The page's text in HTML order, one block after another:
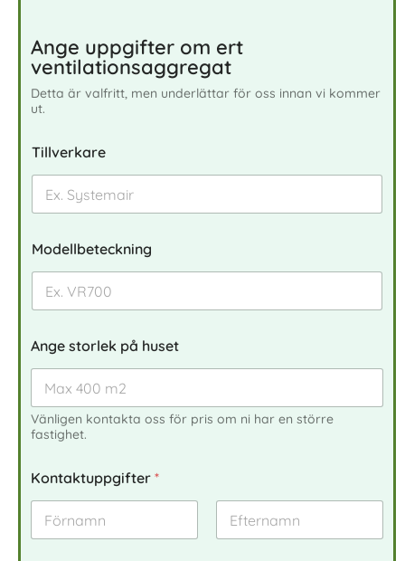
Ange uppgifter om ert
ventilationsaggregat
Detta är valfritt, men underlättar för oss innan vi kommer
ut.
Tillverkare
Modellbeteckning
Ange storlek på huset
Vänligen kontakta oss för pris om ni har en större
fastighet.
Kontaktuppgifter *